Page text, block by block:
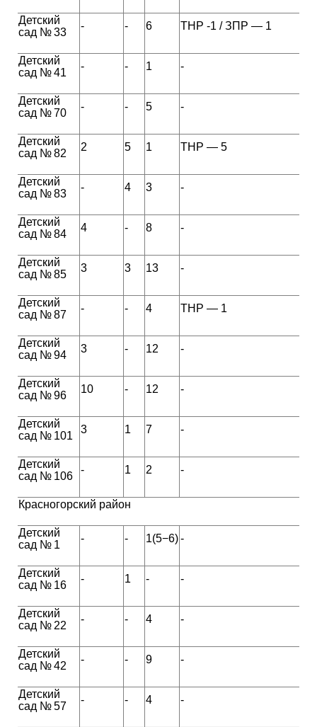
Детский
сад № 33
- - 6 ТНР -1 / ЗПР — 1
Детский
сад № 41
- - 1 -
Детский
сад № 70
- - 5 -
Детский
сад № 82
2 5 1 ТНР — 5
Детский
сад № 83
- 4 3 -
Детский
сад № 84
4 - 8 -
Детский
сад № 85
3 3 13 -
Детский
сад № 87
- - 4 ТНР — 1
Детский
сад № 94
3 - 12 -
Детский
сад № 96
10 - 12 -
Детский
сад № 101
3 1 7 -
Детский
сад № 106
- 1 2 -
Красногорский район
Детский
сад № 1
- - 1(5−6)-
Детский
сад № 16
- 1 - -
Детский
сад № 22
- - 4 -
Детский
сад № 42
- - 9 -
Детский
сад № 57
- - 4 -